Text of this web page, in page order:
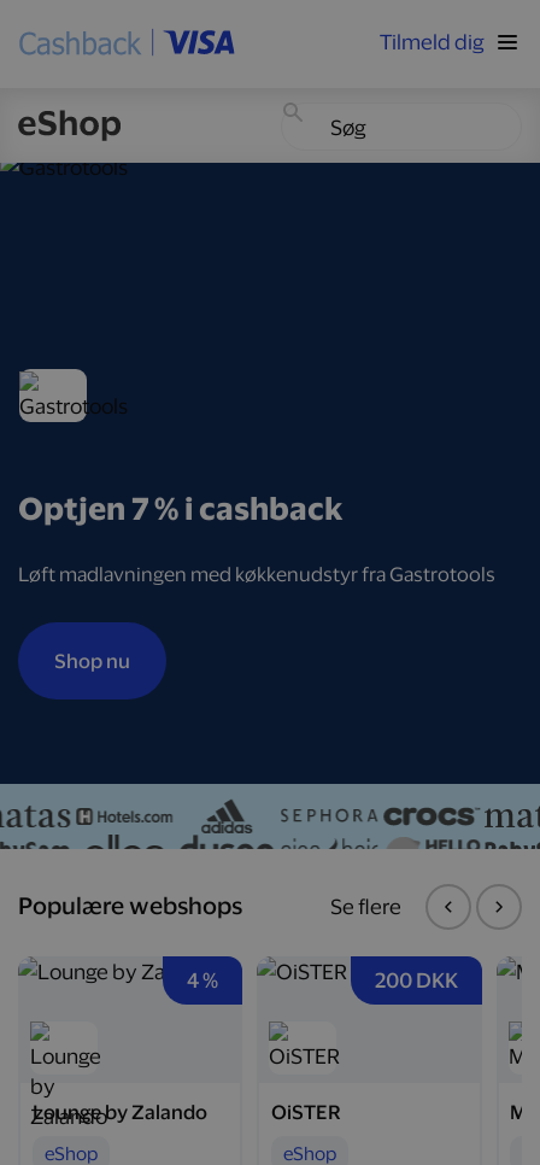
Tilmeld dig
Optjen 7 % i cashback
Løft madlavningen med køkkenudstyr fra Gastrotools
Shop nu
Populære webshops
4 %
Lounge by Zalando
eShop
200 DKK
OiSTER
eShop
Se flere